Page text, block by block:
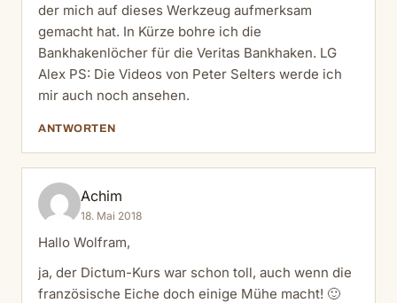
der mich auf dieses Werkzeug aufmerksam
gemacht hat. In Kürze bohre ich die
Bankhakenlöcher für die Veritas Bankhaken. LG
Alex PS: Die Videos von Peter Selters werde ich
mir auch noch ansehen.
ANTWORTEN
Achim
18. Mai 2018
Hallo Wolfram,
ja, der Dictum-Kurs war schon toll, auch wenn die
französische Eiche doch einige Mühe macht! 🙂